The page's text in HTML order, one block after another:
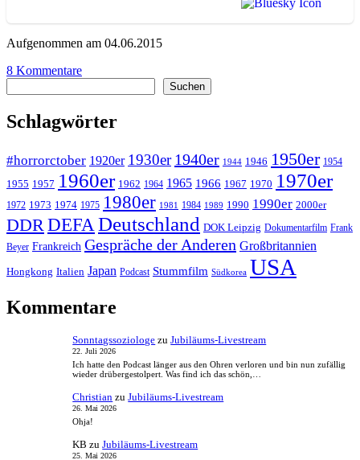
Aufgenommen am 04.06.2015
8 Kommentarezu
Charley
Varrick
Suchen
Schlagwörter
#horrorctober 1920er 1930er 1940er 1944 1946 1950er 1954
1955 1957 1960er 1962 1964 1965 1966 1967 1970 1970er
1972 1973 1974 1975 1980er 1981 1984 1989 1990 1990er 2000er
DDR DEFA Deutschland DOK Leipzig Dokumentarfilm Frank
Beyer Frankreich Gespräche der Anderen Großbritannien
Hongkong Italien Japan Podcast Stummfilm Südkorea USA
Kommentare
Sonntagssoziologe zuJubiläums-Livestream
22. Juli 2026
Ich hatte den Podcast länger aus den Ohren verloren und bin nun zufällig
wieder drübergestolpert. Was find ich das schön,…
Christian zuJubiläums-Livestream
26. Mai 2026
Ohja!
KB zuJubiläums-Livestream
25. Mai 2026